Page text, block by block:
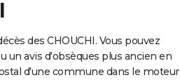
des CHOUCHI. Vous pouvez
un avis d'obsèques plus ancien en
d'une commune dans le moteur